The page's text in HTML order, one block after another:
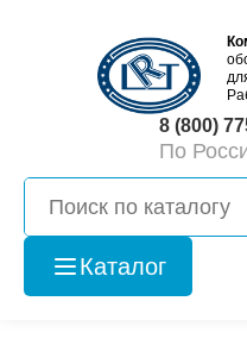
8 (800)
По
Каталог
Оборудование
б/у